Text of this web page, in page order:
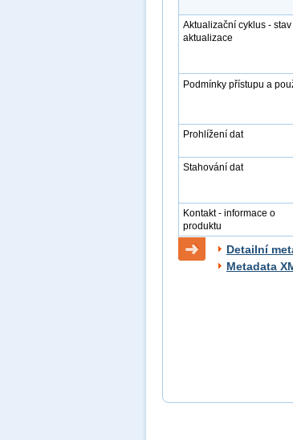
Aktualizační cyklus - stav
aktualizace
Podmínky přístupu a
Prohlížení dat
Stahování dat
Kontakt - informace o
produktu
Detailní
Metadata